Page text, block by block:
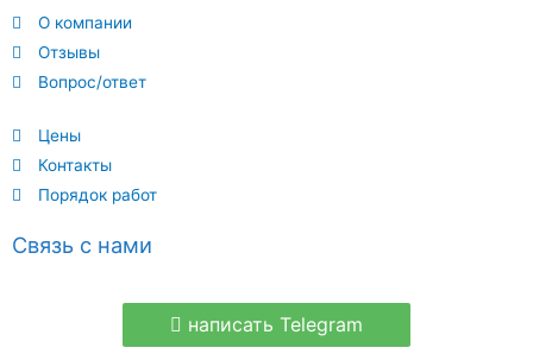
Связь с нами
написать Telegram
О компании
Отзывы
Вопрос/ответ
Цены
Контакты
Порядок работ